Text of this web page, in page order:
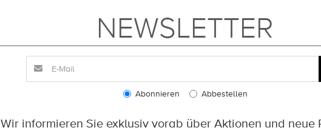
NEWSLETTER
Abonnieren Abbestellen
Wir informieren Sie exklusiv vorab über Aktionen und neue